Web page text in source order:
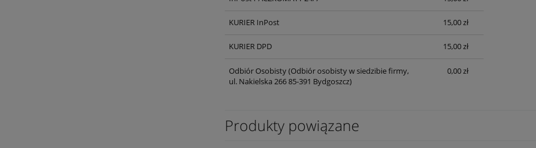
KURIER InPost 15,00 zł
KURIER DPD 15,00 zł
Odbiór Osobisty(Odbiór osobisty w siedzibie firmy,
ul. Nakielska 266 85-391 Bydgoszcz)
0,00 zł
Produkty powiązane